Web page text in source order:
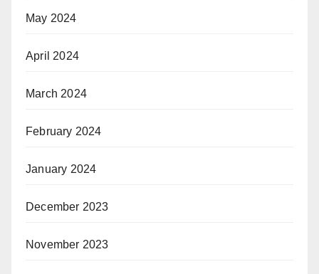
May 2024
April 2024
March 2024
February 2024
January 2024
December 2023
November 2023